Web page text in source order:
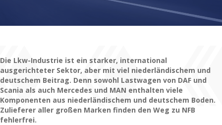
Die Lkw-Industrie ist ein starker, international
ausgerichteter Sektor, aber mit viel niederländischem und
deutschem Beitrag. Denn sowohl Lastwagen von DAF und
Scania als auch Mercedes und MAN enthalten viele
Komponenten aus niederländischem und deutschem Boden.
Zulieferer aller großen Marken finden den Weg zu NFB
fehlerfrei.